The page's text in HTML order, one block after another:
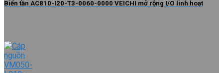
Biến tần AC810-I20-T3-0060-0000 VEICHI mở rộng I/O linh hoạt